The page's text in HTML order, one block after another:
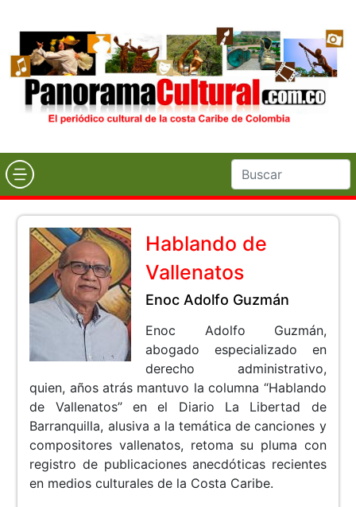
Hablando de
Vallenatos
Enoc Adolfo Guzmán
Enoc Adolfo Guzmán,
abogado especializado en
derecho administrativo,
quien, años atrás mantuvo la columna “Hablando
de Vallenatos” en el Diario La Libertad de
Barranquilla, alusiva a la temática de canciones y
compositores vallenatos, retoma su pluma con
registro de publicaciones anecdóticas recientes
en medios culturales de la Costa Caribe.